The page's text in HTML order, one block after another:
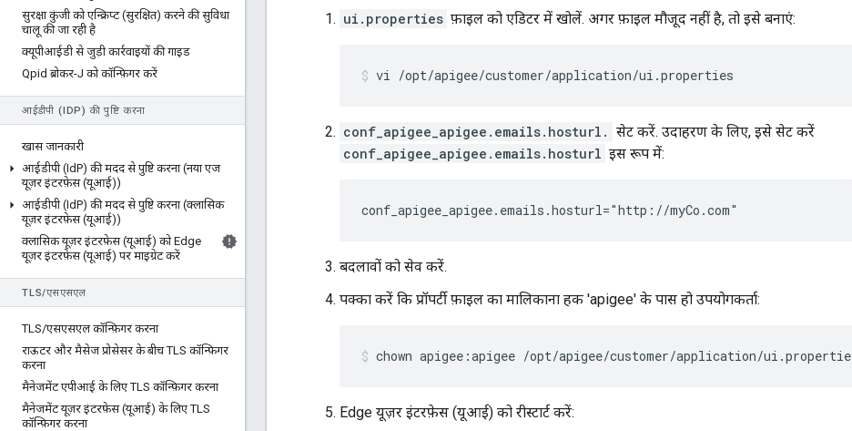
सुरक्षा कुंजी को एन्क्रिप्ट (सुरक्षित) करने की सुविधा
चालू की जा रही है
क्यूपीआईडी से जुड़ी कार्रवाइयों की गाइड
Qpid ब्रोकर-J को कॉन्फ़िगर करें
आईडीपी (IDP) की पुष्टि करना
खास जानकारी
आईडीपी (IdP) की मदद से पुष्टि करना (नया एज
यूज़र इंटरफ़ेस (यूआई))
आईडीपी (IdP) की मदद से पुष्टि करना (क्लासिक
यूज़र इंटरफ़ेस (यूआई))
क्लासिक यूज़र इंटरफ़ेस (यूआई) को Edge
यूज़र इंटरफ़ेस (यूआई) पर माइग्रेट करें
TLS/एसएसएल
TLS/एसएसएल कॉन्फ़िगर करना
राऊटर और मैसेज प्रोसेसर के बीच TLS कॉन्फ़िगर
करना
मैनेजमेंट एपीआई के लिए TLS कॉन्फ़िगर करना
मैनेजमेंट यूज़र इंटरफ़ेस (यूआई) के लिए TLS
कॉन्फ़िगर करना
ui.properties फ़ाइल को एडिटर में खोलें. अगर फ़ाइल मौजूद नहीं है, तो इसे बनाएं:
vi /opt/apigee/customer/application/ui.properties
conf_apigee_apigee.emails.hosturl. सेट करें. उदाहरण के लिए, इसे सेट करें
conf_apigee_apigee.emails.hosturl इस रूप में:
conf_apigee_apigee.emails.hosturl="http://myCo.com"
बदलावों को सेव करें.
पक्का करें कि प्रॉपर्टी फ़ाइल का मालिकाना हक 'apigee' के पास हो उपयोगकर्ता:
chown apigee:apigee /opt/apigee/customer/application/
Edge यूज़र इंटरफ़ेस (यूआई) को रीस्टार्ट करें: